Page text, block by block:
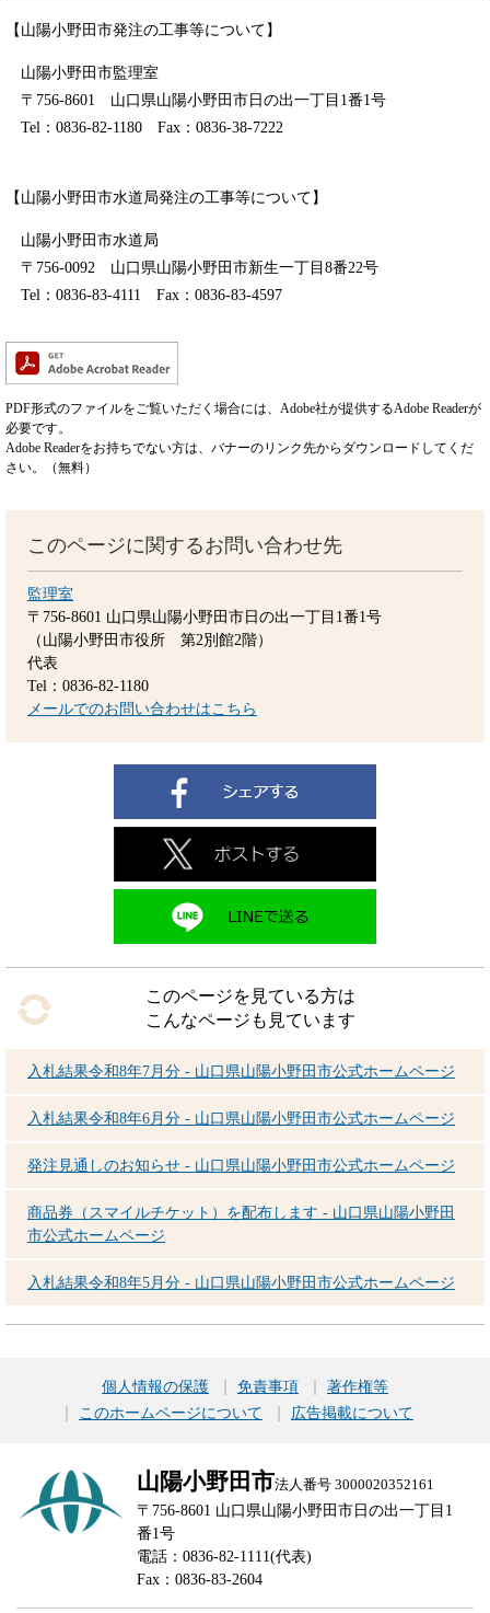
【山陽小野田市発注の工事等について】
山陽小野田市監理室
〒756-8601 山口県山陽小野田市日の出一丁目1番1号
Tel：0836-82-1180 Fax：0836-38-7222
【山陽小野田市水道局発注の工事等について】
山陽小野田市水道局
〒756-0092 山口県山陽小野田市新生一丁目8番22号
Tel：0836-83-4111 Fax：0836-83-4597
PDF形式のファイルをご覧いただく場合には、Adobe社が提供するAdobe Readerが
必要です。
Adobe Readerをお持ちでない方は、バナーのリンク先からダウンロードしてくだ
さい。（無料）
このページに関するお問い合わせ先
監理室
〒756-8601 山口県山陽小野田市日の出一丁目1番1号
（山陽小野田市役所 第2別館2階）
代表
Tel：0836-82-1180
メールでのお問い合わせはこちら
このページを見ている方は
こんなページも見ています
入札結果令和8年7月分 - 山口県山陽小野田市公式ホームページ
入札結果令和8年6月分 - 山口県山陽小野田市公式ホームページ
発注見通しのお知らせ - 山口県山陽小野田市公式ホームページ
商品券（スマイルチケット）を配布します - 山口県山陽小野田
市公式ホームページ
入札結果令和8年5月分 - 山口県山陽小野田市公式ホームページ
個人情報の保護 免責事項
著作権等
このホームページについて
広告掲載について
山陽小野田市法人番号 3000020352161
〒756-8601 山口県山陽小野田市日の出一丁目1
番1号
電話：0836-82-1111(代表)
Fax：0836-83-2604